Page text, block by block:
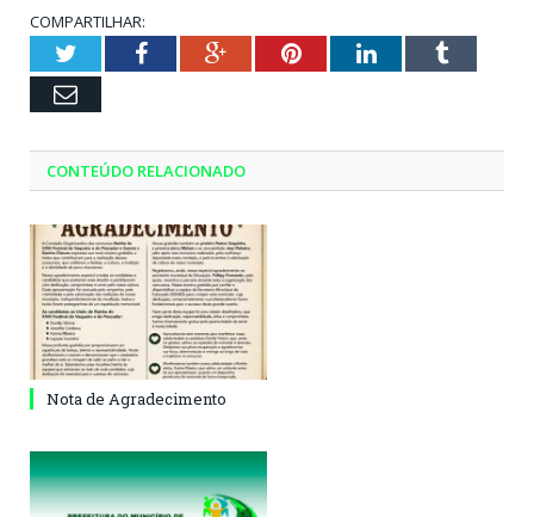
COMPARTILHAR:
TwitterFacebookGoogle+PinterestLinkedInTumblr
Email
CONTEÚDO RELACIONADO
Nota de Agradecimento